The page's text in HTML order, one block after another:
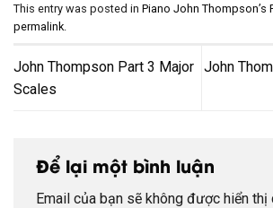
This entry was posted in Piano John Thompson’s
permalink.
John Thompson Part 3 Major
Scales
John
Để lại một bình luận
Email của bạn sẽ không được hiển thị